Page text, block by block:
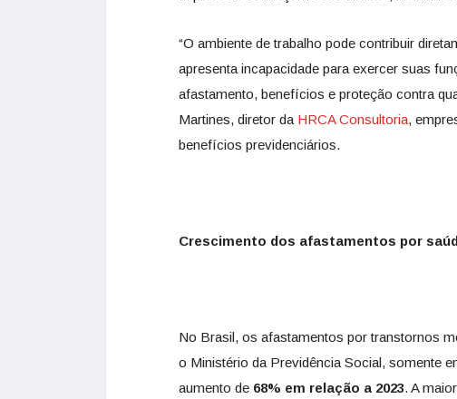
“O ambiente de trabalho pode contribuir
apresenta incapacidade para exercer suas
afastamento, benefícios e proteção contra
Martines, diretor da HRCA Consultoria,
benefícios previdenciários.
Crescimento dos afastamentos por
No Brasil, os afastamentos por transtornos
o Ministério da Previdência Social, somente
aumento de 68% em relação a 2023. A